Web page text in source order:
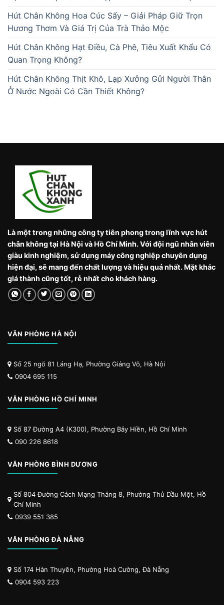
Hút Chân Không Hoa Cúc Sấy – Giải Pháp Giữ Trọn
Hương Thơm Và Giá Trị Của Trà Thảo Mộc
Hút Chân Không Hạt Điều, Cà Phê, Tiêu Xuất Khẩu Có
Quan Trọng Không?
Hút Chân Không Thịt Khô, Lạp Xưởng Gửi Người Thân
Ở Nước Ngoài Có Cần Thiết Không?
Là một trong những công ty tiên phong trong lĩnh vực hút
chân không tại Hà Nội và Hồ Chí Minh. Với đội ngũ nhân viên
giàu kinh nghiệm, sử dụng máy công nghiệp chuyên dụng
hiện đại, sẽ mang đến chất lượng và hiệu quả nhất. Mặt khác
giá thành cũng tốt, rẻ nhất cho khách hàng.
VĂN PHÒNG HÀ NỘI
Số 25 ngõ 81 Láng Hạ, Phường Giảng Võ, Hà Nội
0904 695 115
VĂN PHÒNG HỒ CHÍ MINH
Số 87 Đường A4 (K300), Phường Bảy Hiền, Hồ Chí Minh
090 226 8618
VĂN PHÒNG BÌNH DƯƠNG
Số 804 Đường Cách Mạng Tháng 8, Phường Thủ Dầu Một, Hồ
Chí Minh
0939 551 385
VĂN PHÒNG ĐÀ NẴNG
Số 174 Hàn Thuyên, Phường Hoà Cường, Đà Nẵng
0904 593 223